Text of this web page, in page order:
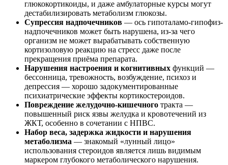
глюкокортикоиды, и даже амбулаторные курсы могут
дестабилизировать метаболизм глюкозы.
Супрессия надпочечников — ось гипоталамо-гипофиз-
надпочечников может быть нарушена, из-за чего
организм не может вырабатывать собственную
кортизоловую реакцию на стресс даже после
прекращения приёма препарата.
Нарушения настроения и когнитивных функций —
бессонница, тревожность, возбуждение, психоз и
депрессия — хорошо задокументированные
психиатрические эффекты кортикостероидов.
Повреждение желудочно-кишечного тракта —
повышенный риск язвы желудка и кровотечений из
ЖКТ, особенно в сочетании с НПВС.
Набор веса, задержка жидкости и нарушения
метаболизма — знакомый «лунный лицо»
использования стероидов является лишь видимым
маркером глубокого метаболического нарушения.